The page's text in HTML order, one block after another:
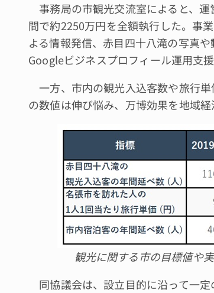
事務局の市観光交流室によると、
間で約2250万円を全額執行した。事
よる情報発信、赤目四十八滝の写真
Googleビジネスプロフィール運用支
一方、市内の観光入込客数や旅行
の数値は伸び悩み、万博効果を地域
観光に関する市の目標値や
同協議会は、設立目的に沿って一